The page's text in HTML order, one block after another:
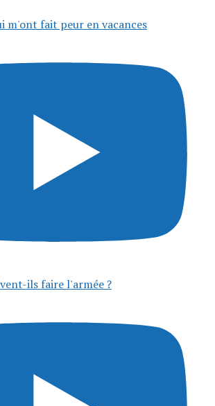
m'ont fait peur en vacances
ils faire l'armée ?